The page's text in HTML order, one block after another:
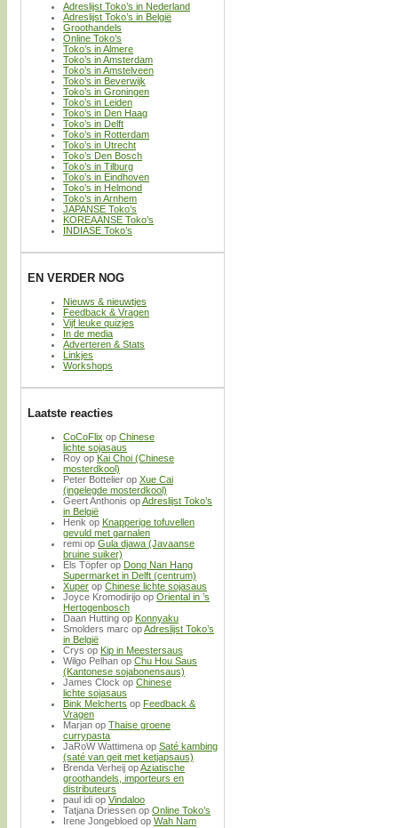
Adreslijst Toko’s in Nederland
Adreslijst Toko’s in België
Groothandels
Online Toko’s
Toko’s in Almere
Toko’s in Amsterdam
Toko’s in Amstelveen
Toko’s in Beverwijk
Toko’s in Groningen
Toko’s in Leiden
Toko’s in Den Haag
Toko’s in Delft
Toko’s in Rotterdam
Toko’s in Utrecht
Toko’s Den Bosch
Toko’s in Tilburg
Toko’s in Eindhoven
Toko’s in Helmond
Toko’s in Arnhem
JAPANSE Toko’s
KOREAANSE Toko’s
INDIASE Toko’s
EN VERDER NOG
Nieuws & nieuwtjes
Feedback & Vragen
Vijf leuke quizjes
In de media
Adverteren & Stats
Linkjes
Workshops
Laatste reacties
CoCoFlix op Chinese
lichte sojasaus
Roy op Kai Choi (Chinese
mosterdkool)
Peter Bottelier op Xue Cai
(ingelegde mosterdkool)
Geert Anthonis opAdreslijst Toko’s
in België
Henk op Knapperige tofuvellen
gevuld met garnalen
remi op Gula djawa (Javaanse
bruine suiker)
Els Töpfer op Dong Nan Hang
Supermarket in Delft (centrum)
Xuper op Chinese lichte sojasaus
Joyce Kromodirijo op Oriental in ’s
Hertogenbosch
Daan Hutting op Konnyaku
Smolders marc opAdreslijst Toko’s
in België
Crys op Kip in Meestersaus
Wilgo Pelhan op Chu Hou Saus
(Kantonese sojabonensaus)
James Clock op Chinese
lichte sojasaus
Bink Melcherts op Feedback &
Vragen
Marjan op Thaise groene
currypasta
JaRoW Wattimena op Saté kambing
(saté van geit met ketjapsaus)
Brenda Verheij opAziatische
groothandels, importeurs en
distributeurs
paul idi op Vindaloo
Tatjana Driessen op Online Toko’s
Irene Jongebloed op Wah Nam